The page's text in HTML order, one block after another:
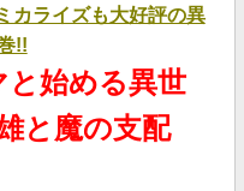
カライズも大好評の異
!!
始める異世
と魔の支配